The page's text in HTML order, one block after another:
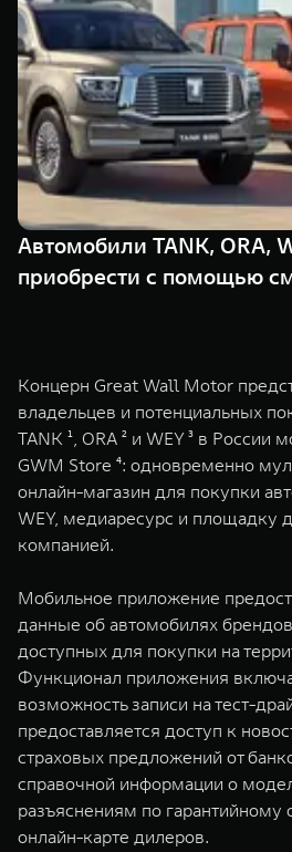
TANK 500
Веди за собой
от 6 499 000 ₽
WEY 07
Расширяя границы комфорта
WEY 80
Масштаб возможностей
TANK Финансы
Корпоративным клиентам
TANK ФИНАНСЫ
TANK Кредит
TANK Лизинг
TANK Страхование
Сервис
Специальные предложения
Моторные масла
ЦИФРОВЫЕ СЕРВИСЫ TANK
Цифровые сервисы TANK
Подписки
Автомобили TANK, ORA,
приобрести с помощью
Концерн Great Wall Motor
владельцев и потенциальных
TANK ¹, ORA ² и WEY ³ в
GWM Store ⁴: одновременно
онлайн-магазин для покупки
WEY, медиаресурс и площадку
компанией.
Мобильное приложение
данные об автомобилях брендов
доступных для покупки на
Функционал приложения
возможность записи на тест-
предоставляется доступ к
страховых предложений от
справочной информации о
разъяснениям по
онлайн-карте дилеров.